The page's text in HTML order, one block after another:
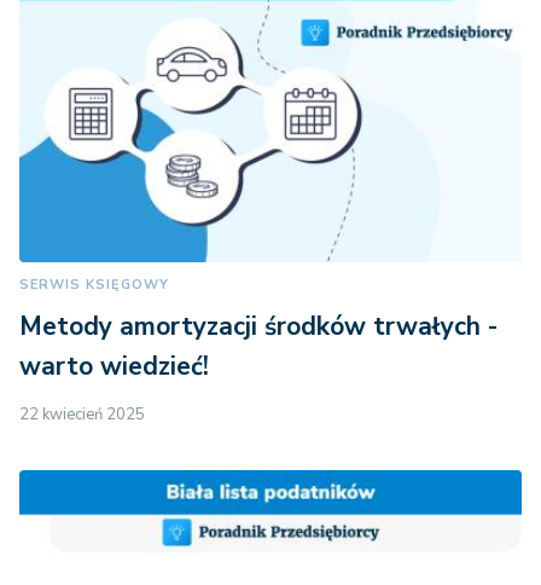
SERWIS KSIĘGOWY
Metody amortyzacji środków trwałych -
warto wiedzieć!
22 kwiecień 2025